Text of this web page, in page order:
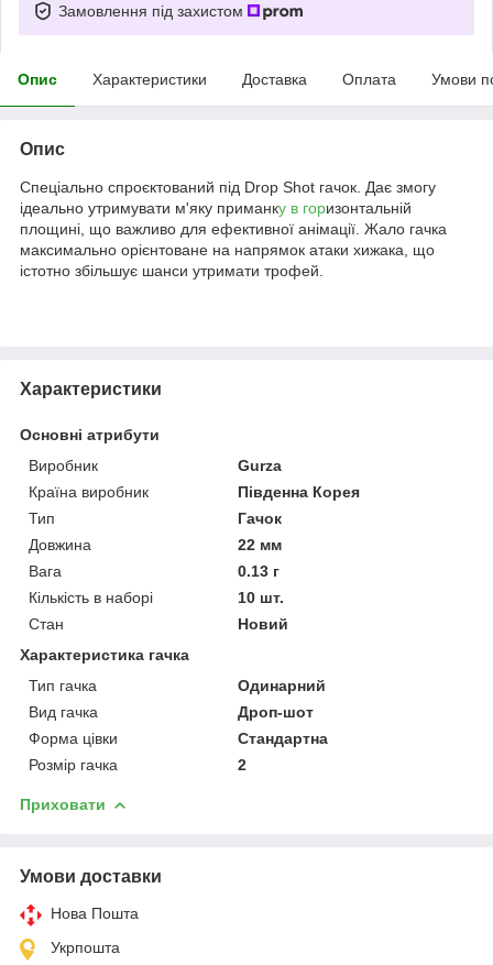
Замовлення під захистом
Опис Характеристики Доставка Оплата Умови
Опис
Спеціально спроєктований під Drop Shot гачок. Дає змогу
ідеально утримувати м'яку приманку в горизонтальній
площині, що важливо для ефективної анімації. Жало гачка
максимально орієнтоване на напрямок атаки хижака, що
істотно збільшує шанси утримати трофей.
Характеристики
Основні атрибути
Виробник
Gurza
Країна виробник
Південна Корея
Тип
Гачок
Довжина
22 мм
Вага
0.13 г
Кількість в наборі
10 шт.
Стан
Новий
Характеристика гачка
Тип гачка
Одинарний
Вид гачка
Дроп-шот
Форма цівки
Стандартна
Розмір гачка
2
Приховати
Умови доставки
Нова Пошта
Укрпошта